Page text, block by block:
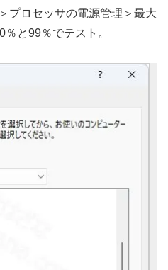
プロセッサの電源管理＞最大
と99％でテスト。